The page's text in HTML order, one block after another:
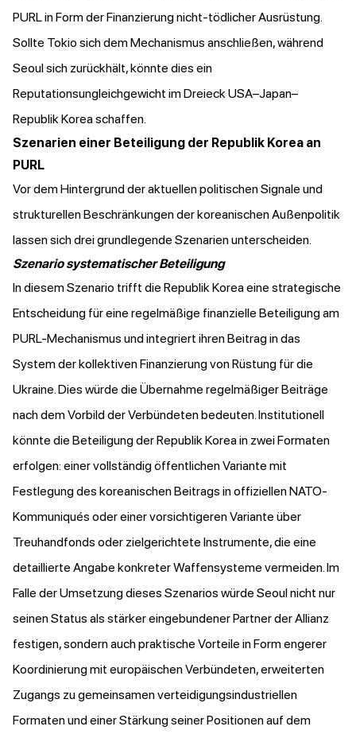
PURL in Form der Finanzierung nicht-tödlicher Ausrüstung.
Sollte Tokio sich dem Mechanismus anschließen, während
Seoul sich zurückhält, könnte dies ein
Reputationsungleichgewicht im Dreieck USA–Japan–
Republik Korea schaffen.
Szenarien einer Beteiligung der Republik Korea an
PURL
Vor dem Hintergrund der aktuellen politischen Signale und
strukturellen Beschränkungen der koreanischen Außenpolitik
lassen sich drei grundlegende Szenarien unterscheiden.
Szenario systematischer Beteiligung
In diesem Szenario trifft die Republik Korea eine strategische
Entscheidung für eine regelmäßige finanzielle Beteiligung am
PURL-Mechanismus und integriert ihren Beitrag in das
System der kollektiven Finanzierung von Rüstung für die
Ukraine. Dies würde die Übernahme regelmäßiger Beiträge
nach dem Vorbild der Verbündeten bedeuten. Institutionell
könnte die Beteiligung der Republik Korea in zwei Formaten
erfolgen: einer vollständig öffentlichen Variante mit
Festlegung des koreanischen Beitrags in offiziellen NATO-
Kommuniqués oder einer vorsichtigeren Variante über
Treuhandfonds oder zielgerichtete Instrumente, die eine
detaillierte Angabe konkreter Waffensysteme vermeiden. Im
Falle der Umsetzung dieses Szenarios würde Seoul nicht nur
seinen Status als stärker eingebundener Partner der Allianz
festigen, sondern auch praktische Vorteile in Form engerer
Koordinierung mit europäischen Verbündeten, erweiterten
Zugangs zu gemeinsamen verteidigungsindustriellen
Formaten und einer Stärkung seiner Positionen auf dem